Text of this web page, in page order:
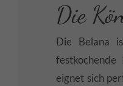
Die
Die Belana
festkochende
eignet sich